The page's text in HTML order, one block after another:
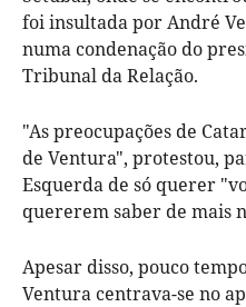
foi insultada por André
numa condenação do
Tribunal da Relação.
"As preocupações de
de Ventura", protestou,
Esquerda de só querer
quererem saber de mais
Apesar disso, pouco
Ventura centrava-se no